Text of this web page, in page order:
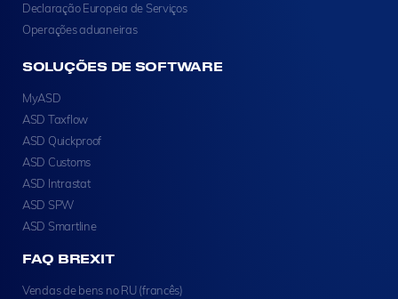
Declaração Europeia de Serviços
Operações aduaneiras
SOLUÇÕES DE SOFTWARE
MyASD
ASD Taxflow
ASD Quickproof
ASD Customs
ASD Intrastat
ASD SPW
ASD Smartline
FAQ BREXIT
Vendas de bens no RU (francês)